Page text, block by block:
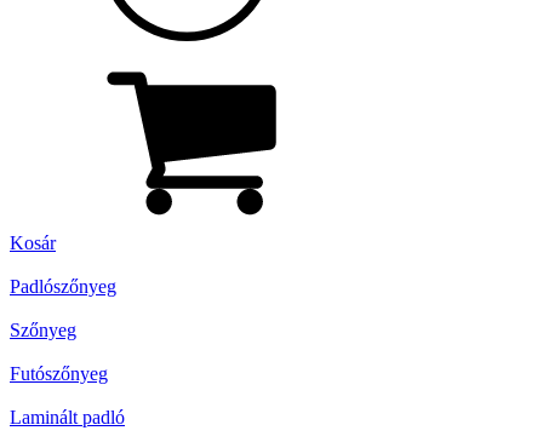
Kosár
Padlószőnyeg
Szőnyeg
Futószőnyeg
Laminált padló